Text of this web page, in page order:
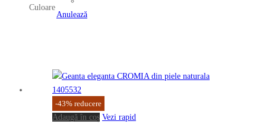
pot
fi
alese
în
Culoare
Anulează
-43% reducere
Adaugă în coș Vezi rapid